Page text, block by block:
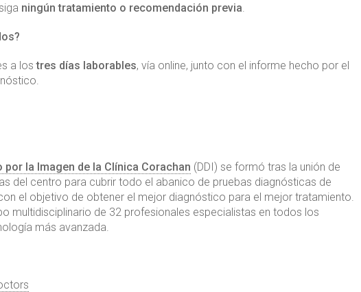
ningún tratamiento o recomendación previa
a lostres días laborables, vía online, junto con el informe hecho por el
la Imagen de la Clínica Corachan (DDI) se formó tras la unión de
del centro para cubrir todo el abanico de pruebas diagnósticas de
el objetivo de obtener el mejor diagnóstico para el mejor tratamiento.
multidisciplinario de 32 profesionales especialistas en todos los
más avanzada.